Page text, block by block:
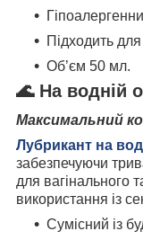
Підходить для
Об’єм 50 мл.
🌊 На водній
Максимальний
Лубрикант на
забезпечуючи
для вагінального
використання із
Сумісний із